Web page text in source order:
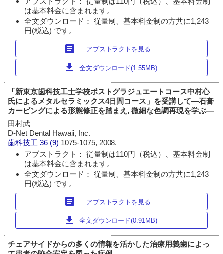
は基本料金に含まれます。
全文ダウンロード： 従量制、基本料金制の方共に1,243
円(税込) です。
article アブストラクトを見る
download 全文ダウンロード(1.55MB)
「新東京歯科技工士学校ポストグラジュエートコース中村心
氏によるメタルセラミックス4日間コース」を受講して―石膏
カービングによる形態修正を踏まえ, 微細な色調再現を学ぶ―
田村武
D-Net Dental Hawaii, Inc.
歯科技工 36 (9) 1075-1075, 2008.
アブストラクト： 従量制は110円（税込）、基本料金制
は基本料金に含まれます。
全文ダウンロード： 従量制、基本料金制の方共に1,243
円(税込) です。
article アブストラクトを見る
download 全文ダウンロード(0.91MB)
チェアサイドからの多くの情報を活かした治療用義歯によっ